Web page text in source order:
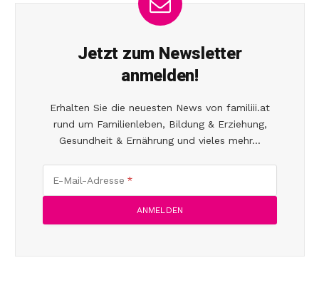
Jetzt zum Newsletter
anmelden!
Erhalten Sie die neuesten News von familiii.at
rund um Familienleben, Bildung & Erziehung,
Gesundheit & Ernährung und vieles mehr...
E-Mail-Adresse